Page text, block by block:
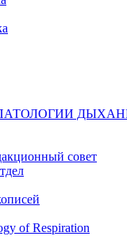
совет
of Respiration